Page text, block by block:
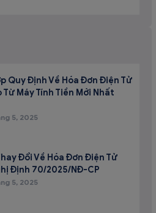
Quy Định Về Hóa Đơn Điện Tử
Từ Máy Tính Tiền Mới Nhất
5, 2025
Đổi Về Hóa Đơn Điện Tử
Định 70/2025/NĐ-CP
5, 2025